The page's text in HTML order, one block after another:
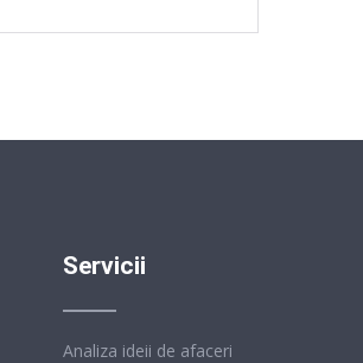
Servicii
Analiza ideii de afaceri